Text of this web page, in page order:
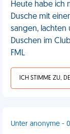
Heute habe ich
Dusche mit
sangen, lachten
Duschen im
FML
Unter anonyme -